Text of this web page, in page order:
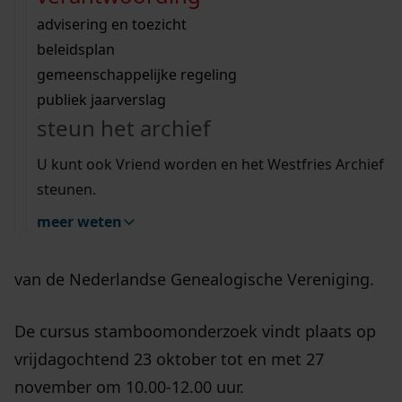
bouwvergunningen
omgevingsvergunningen
vergunningen
beeld en geluid
uitleg nodig?
Wij helpen u op weg met een aantal zoektips.
bekijk alle zoektips
Wij helpen u op weg met een aantal zoektips.
bekijk alle zoektips
bekijk ons geschiedenislokaal
advisering en toezicht
beleidsplan
gemeenschappelijke regeling
publiek jaarverslag
steun het archief
U kunt ook Vriend worden en het Westfries Archief
steunen.
meer weten
Bent u geïnteresseerd in uw familiegeschiedenis
en wilt u zelf onderzoek doen? Op 20 februari
start in het Westfries Archief een zesdelige
beginnerscursus genealogie, oftewel
stamboomonderzoek. Deze cursus wordt
van de Nederlandse Genealogische Vereniging.
De cursus stamboomonderzoek vindt plaats op
vrijdagochtend 23 oktober tot en met 27
november om 10.00-12.00 uur.